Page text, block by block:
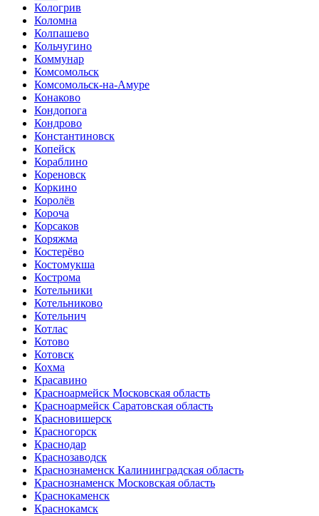
Кологрив
Коломна
Колпашево
Кольчугино
Коммунар
Комсомольск
Комсомольск-на-Амуре
Конаково
Кондопога
Кондрово
Константиновск
Копейск
Кораблино
Кореновск
Коркино
Королёв
Короча
Корсаков
Коряжма
Костерёво
Костомукша
Кострома
Котельники
Котельниково
Котельнич
Котлас
Котово
Котовск
Кохма
Красавино
Красноармейск Московская область
Красноармейск Саратовская область
Красновишерск
Красногорск
Краснодар
Краснозаводск
Краснознаменск Калининградская область
Краснознаменск Московская область
Краснокаменск
Краснокамск